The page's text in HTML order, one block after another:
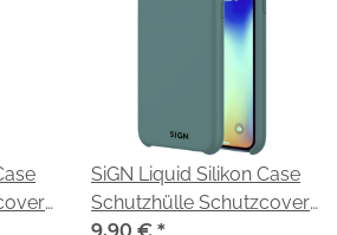
SiGN Liquid Silikon Case
Schutzhülle Schutzcover